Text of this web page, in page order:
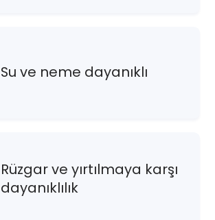
Su ve neme dayanıklı
Rüzgar ve yırtılmaya karşı
dayanıklılık